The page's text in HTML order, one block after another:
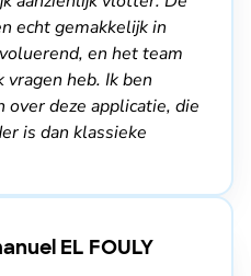
echt gemakkelijk in
en het team
heb. Ik ben
over deze applicatie, die
is dan klassieke
EL FOULY